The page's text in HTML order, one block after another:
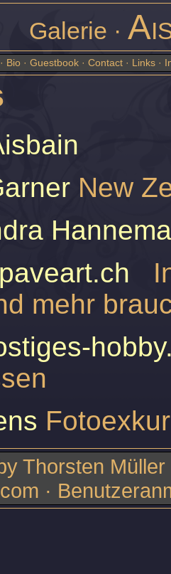
Galerie ·
· Bio · Guestbook · Contact · Links ·
New
Hannema
mehr
Thorsten Müller
·